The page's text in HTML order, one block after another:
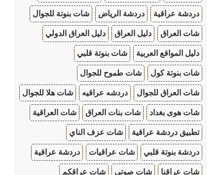
دردشة عراقية دردشة الرياض شات بنوتة للجوال
شات العراق دليل العراق دليل العراق الدولي
دليل المواقع العربية شات بنوتة قلبي
شات بنوتة كول شات طموح للجوال
شات العراق للجوال دردشه عراقيه شات هلا للجوال
شات هوى بغداد شات بنات العراق شات العراقية
تطبيق دردشة عراقية شات عزف الناي
دردشة بنوتة قلبي شات عراقيات دردشة عراقية
شات عراقنا شات صوتي شات عراقكم